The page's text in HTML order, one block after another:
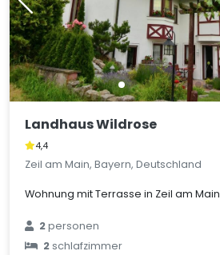
Landhaus Wildrose
4,4
Zeil am Main, Bayern, Deutschland
Wohnung mit Terrasse in Zeil am Main
2personen
2schlafzimmer